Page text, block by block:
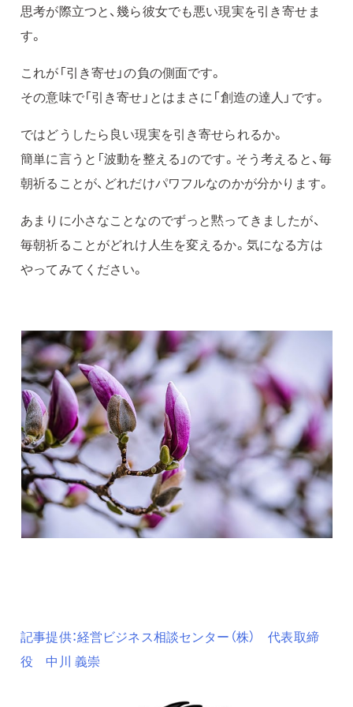
思考が際立つと、幾ら彼女でも悪い現実を引き寄せま
す。
これが「引き寄せ」の負の側面です。
その意味で「引き寄せ」とはまさに「創造の達人」です。
ではどうしたら良い現実を引き寄せられるか。
簡単に言うと「波動を整える」のです。そう考えると、毎
朝祈ることが、どれだけパワフルなのかが分かります。
あまりに小さなことなのでずっと黙ってきましたが、
毎朝祈ることがどれけ人生を変えるか。気になる方は
やってみてください。
記事提供：経営ビジネス相談センター（株） 代表取締
役 中川 義崇